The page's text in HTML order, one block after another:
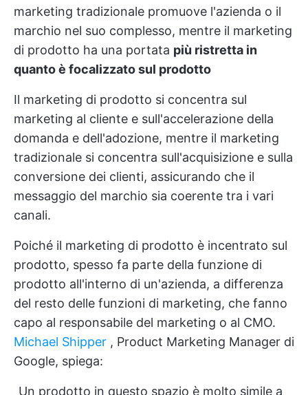
marketing tradizionale promuove l'azienda o il
marchio nel suo complesso, mentre il marketing
di prodotto ha una portata più ristretta in
quanto è focalizzato sul prodotto
Il marketing di prodotto si concentra sul
marketing al cliente e sull'accelerazione della
domanda e dell'adozione, mentre il marketing
tradizionale si concentra sull'acquisizione e sulla
conversione dei clienti, assicurando che il
messaggio del marchio sia coerente tra i vari
canali.
Poiché il marketing di prodotto è incentrato sul
prodotto, spesso fa parte della funzione di
prodotto all'interno di un'azienda, a differenza
del resto delle funzioni di marketing, che fanno
capo al responsabile del marketing o al CMO.
Michael Shipper , Product Marketing Manager di
Google, spiega:
_Un prodotto in questo spazio è molto simile a